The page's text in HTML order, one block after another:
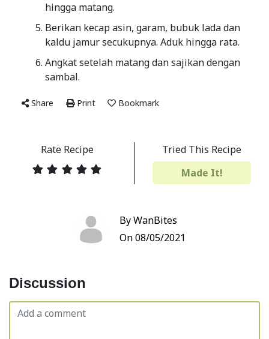
hingga matang.
Berikan kecap asin, garam, bubuk lada dan
kaldu jamur secukupnya. Aduk hingga rata.
Angkat setelah matang dan sajikan dengan
sambal.
Share Print Bookmark
Rate Recipe
Tried This Recipe
Made It!
By WanBites
On 08/05/2021
Discussion